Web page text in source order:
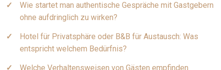
Wie startet man authentische Gespräche mit Gastgebern
ohne aufdringlich zu wirken?
Hotel für Privatsphäre oder B&B für Austausch: Was
entspricht welchem Bedürfnis?
Welche Verhaltensweisen von Gästen empfinden